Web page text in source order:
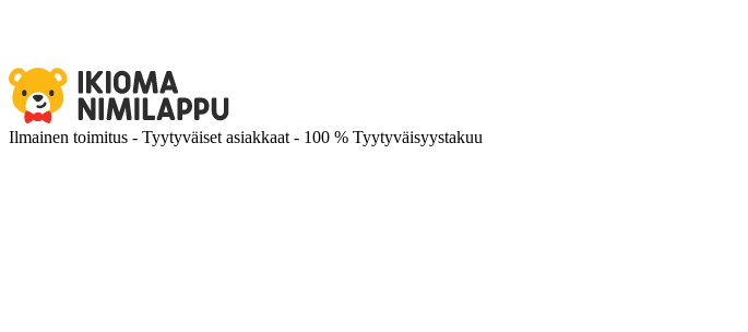
Ilmainen toimitus - Tyytyväiset asiakkaat - 100 % Tyytyväisyystakuu